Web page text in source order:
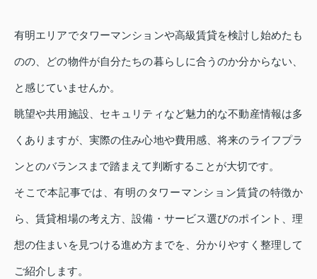
有明エリアでタワーマンションや高級賃貸を検討し始めたも
のの、どの物件が自分たちの暮らしに合うのか分からない、
と感じていませんか。
眺望や共用施設、セキュリティなど魅力的な不動産情報は多
くありますが、実際の住み心地や費用感、将来のライフプラ
ンとのバランスまで踏まえて判断することが大切です。
そこで本記事では、有明のタワーマンション賃貸の特徴か
ら、賃貸相場の考え方、設備・サービス選びのポイント、理
想の住まいを見つける進め方までを、分かりやすく整理して
ご紹介します。